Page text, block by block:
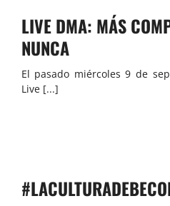
LIVE DMA: MÁS
NUNCA
El pasado miércoles 9 de
Live [...]